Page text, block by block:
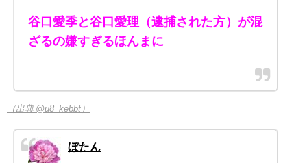
谷口愛季と谷口愛理（逮捕された方）が混
ざるの嫌すぎるほんまに
（出典 @u8_kebbt）
ぼたん